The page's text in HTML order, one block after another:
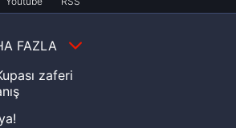
FAZLA
zaferi